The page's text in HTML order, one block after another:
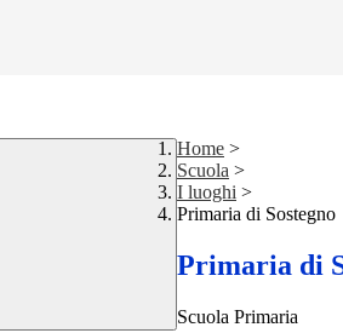
Home >
Scuola >
I luoghi >
Primaria di Sostegno
Primaria di
Scuola Primaria